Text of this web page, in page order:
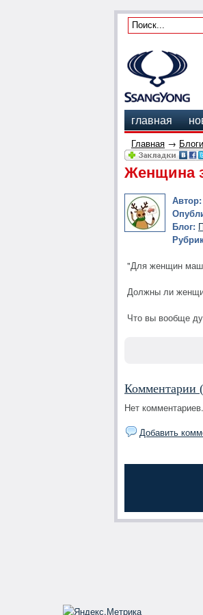
главная
Главная → Блоги
Женщина
Автор:
Блог:
"Для женщин
Должны ли
Что вы вообще
Комментарии
Нет
Добавить